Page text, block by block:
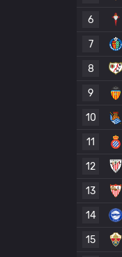
6
7
8
9
10
11
12
13
14
15